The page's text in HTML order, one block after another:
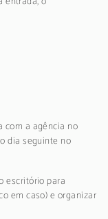
com a agência no
dia seguinte no
escritório para
em caso) e organizar